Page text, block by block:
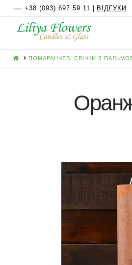
+38 (093) 697 59 11 | ВІДГУКИ
HOMEПОМАРАНЧЕВІ СВІЧКИ З